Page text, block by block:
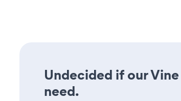
Undecided if our
need.